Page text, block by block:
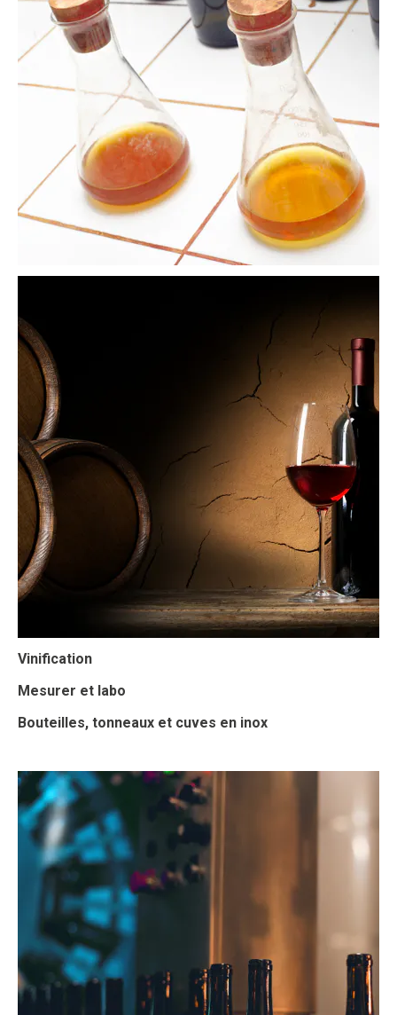
Vinification
Mesurer et labo
Bouteilles, tonneaux et cuves en inox